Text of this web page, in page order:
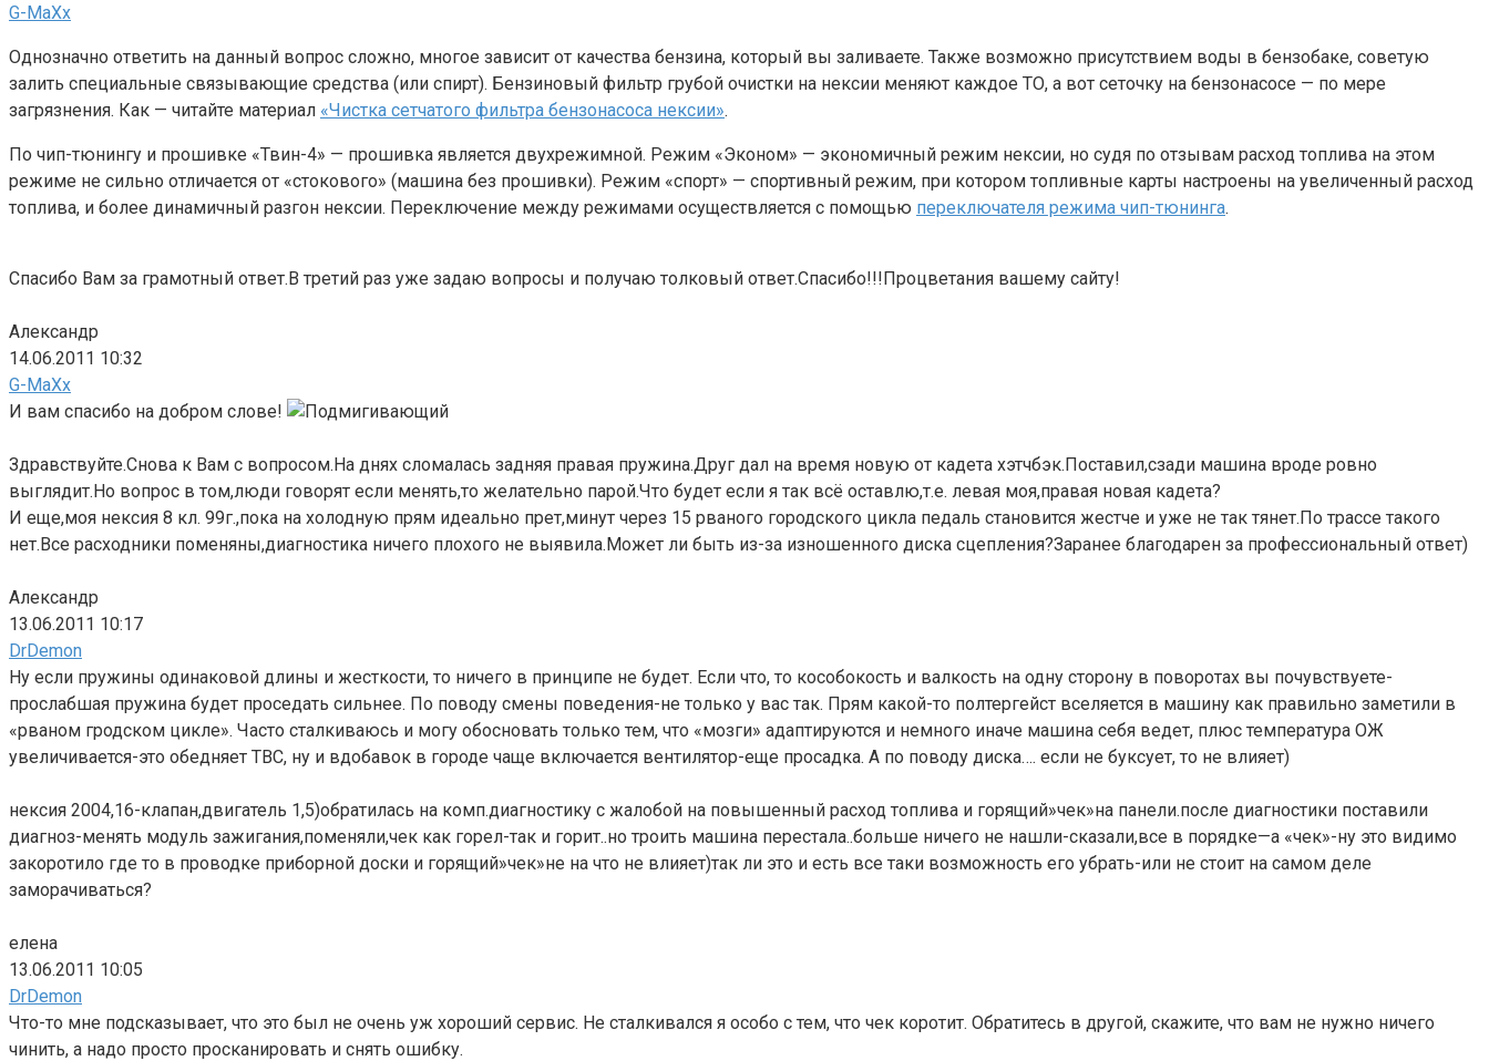
G-MaXx
Однозначно ответить на данный вопрос сложно, многое зависит от качества бензина, который вы заливаете. Также возможно присутствием воды в бензобаке, советую
залить специальные связывающие средства (или спирт). Бензиновый фильтр грубой очистки на нексии меняют каждое ТО, а вот сеточку на бензонасосе — по мере
загрязнения. Как — читайте материал «Чистка сетчатого фильтра бензонасоса нексии».
По чип-тюнингу и прошивке «Твин-4» — прошивка является двухрежимной. Режим «Эконом» — экономичный режим нексии, но судя по отзывам расход топлива на этом
режиме не сильно отличается от «стокового» (машина без прошивки). Режим «спорт» — спортивный режим, при котором топливные карты настроены на увеличенный расход
топлива, и более динамичный разгон нексии. Переключение между режимами осуществляется с помощью переключателя режима чип-тюнинга.
Спасибо Вам за грамотный ответ.В третий раз уже задаю вопросы и получаю толковый ответ.Спасибо!!!Процветания вашему сайту!
Александр
14.06.2011 10:32
G-MaXx
И вам спасибо на добром слове!
Здравствуйте.Снова к Вам с вопросом.На днях сломалась задняя правая пружина.Друг дал на время новую от кадета хэтчбэк.Поставил,сзади машина вроде ровно
выглядит.Но вопрос в том,люди говорят если менять,то желательно парой.Что будет если я так всё оставлю,т.е. левая моя,правая новая кадета?
И еще,моя нексия 8 кл. 99г.,пока на холодную прям идеально прет,минут через 15 рваного городского цикла педаль становится жестче и уже не так тянет.По трассе такого
нет.Все расходники поменяны,диагностика ничего плохого не выявила.Может ли быть из-за изношенного диска сцепления?Заранее благодарен за профессиональный ответ)
Александр
13.06.2011 10:17
DrDemon
Ну если пружины одинаковой длины и жесткости, то ничего в принципе не будет. Если что, то кособокость и валкость на одну сторону в поворотах вы почувствуете-
прослабшая пружина будет проседать сильнее. По поводу смены поведения-не только у вас так. Прям какой-то полтергейст вселяется в машину как правильно заметили в
«рваном гродском цикле». Часто сталкиваюсь и могу обосновать только тем, что «мозги» адаптируются и немного иначе машина себя ведет, плюс температура ОЖ
увеличивается-это обедняет ТВС, ну и вдобавок в городе чаще включается вентилятор-еще просадка. А по поводу диска…. если не буксует, то не влияет)
нексия 2004,16-клапан,двигатель 1,5)обратилась на комп.диагностику с жалобой на повышенный расход топлива и горящий»чек»на панели.после диагностики поставили
диагноз-менять модуль зажигания,поменяли,чек как горел-так и горит..но троить машина перестала..больше ничего не нашли-сказали,все в порядке—а «чек»-ну это видимо
закоротило где то в проводке приборной доски и горящий»чек»не на что не влияет)так ли это и есть все таки возможность его убрать-или не стоит на самом деле
заморачиваться?
елена
13.06.2011 10:05
DrDemon
Что-то мне подсказывает, что это был не очень уж хороший сервис. Не сталкивался я особо с тем, что чек коротит. Обратитесь в другой, скажите, что вам не нужно ничего
чинить, а надо просто просканировать и снять ошибку.